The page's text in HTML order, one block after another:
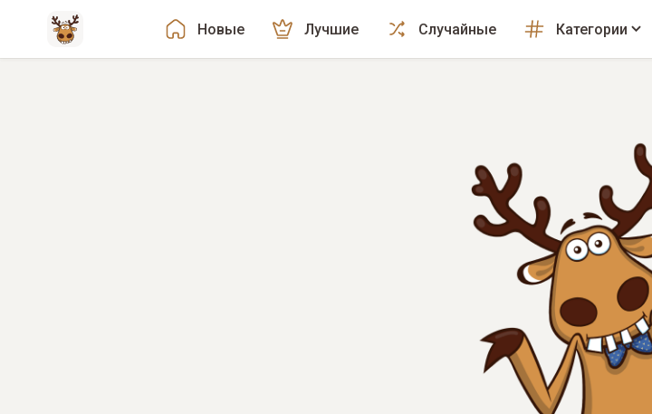
Новые Лучшие Случайные Категории